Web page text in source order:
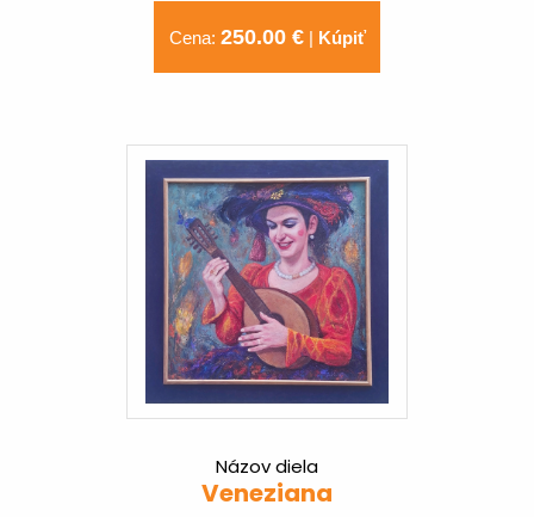
Cena: 250.00 €| Kúpiť
Názov diela
Veneziana